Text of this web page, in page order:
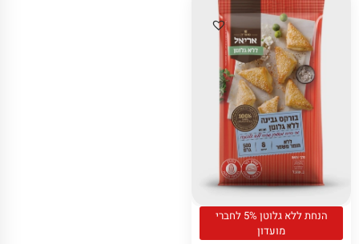
הנחת ללא גלוטן 5% לחברי
מועדון